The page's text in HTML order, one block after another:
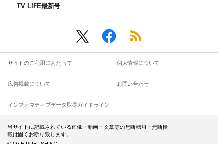
TV LIFE最新号
サイトのご利用にあたって 個人情報について
広告掲載について お問い合わせ
インフォマティブデータ取得ガイドライン
当サイトに記載されている画像・動画・文章等の無断転用・無断転
載は固くお断り致します。